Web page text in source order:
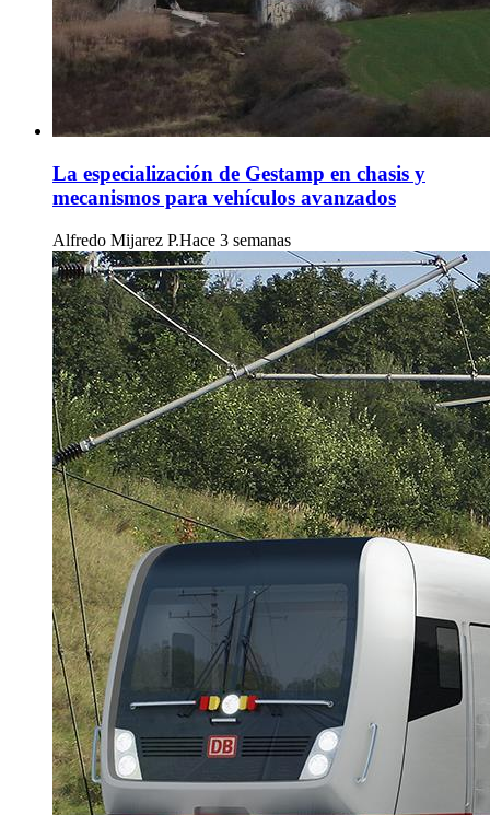
La especialización de Gestamp en chasis y
mecanismos para vehículos avanzados
Alfredo Mijarez P.Hace 3 semanas